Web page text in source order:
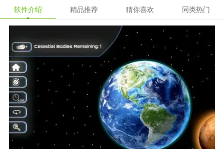
软件介绍 精品推荐 猜你喜欢 同类热门